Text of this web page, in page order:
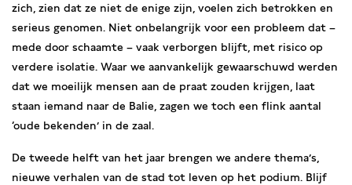
zich, zien dat ze niet de enige zijn, voelen zich betrokken en
serieus genomen. Niet onbelangrijk voor een probleem dat –
mede door schaamte – vaak verborgen blijft, met risico op
verdere isolatie. Waar we aanvankelijk gewaarschuwd werden
dat we moeilijk mensen aan de praat zouden krijgen, laat
staan iemand naar de Balie, zagen we toch een flink aantal
‘oude bekenden’ in de zaal.
De tweede helft van het jaar brengen we andere thema’s,
nieuwe verhalen van de stad tot leven op het podium. Blijf